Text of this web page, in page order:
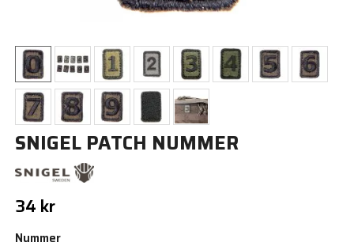
SNIGEL PATCH NUMMER
34 kr
Nummer